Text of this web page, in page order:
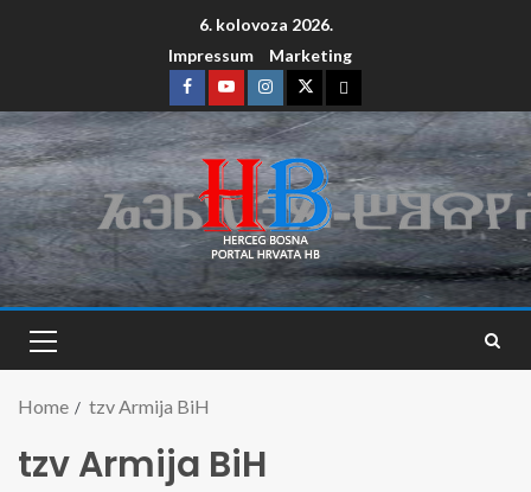
6. kolovoza 2026.
Impressum
Marketing
Home tzv Armija BiH
tzv Armija BiH